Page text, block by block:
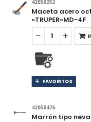
42050252
Maceta acero
«TRUPER»MD-4F
FAVORITOS
42050476
Marrón tipo